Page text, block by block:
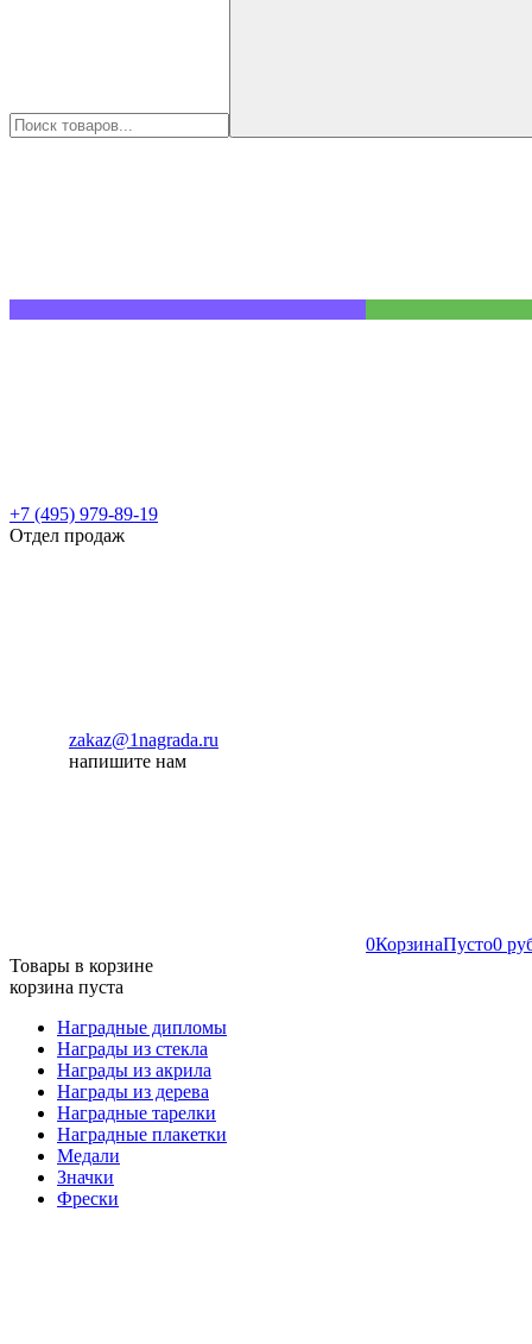
+7 (495) 979-89-19
Отдел продаж
zakaz@1nagrada.ru
напишите нам
0КорзинаПусто0
Товары в корзине
корзина пуста
Наградные дипломы
Награды из стекла
Награды из акрила
Награды из дерева
Наградные тарелки
Наградные плакетки
Медали
Значки
Фрески